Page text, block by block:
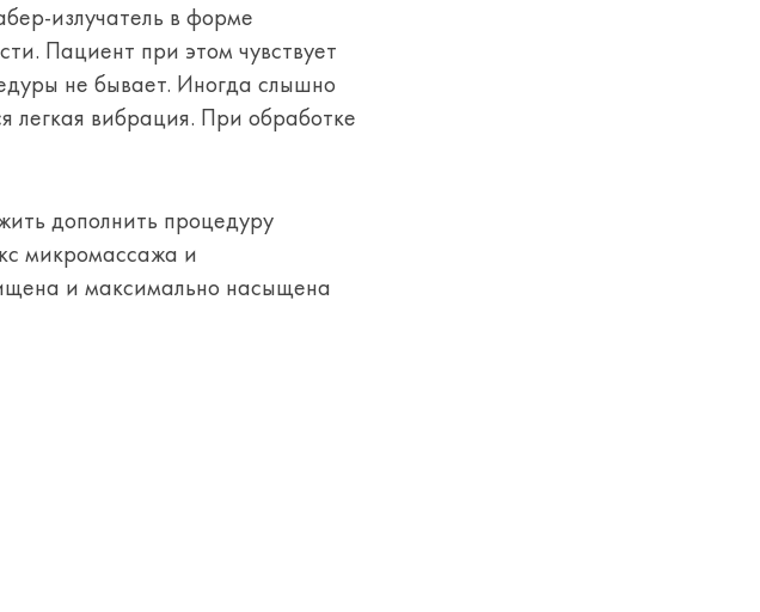
излучатель в форме
Пациент при этом чувствует
не бывает. Иногда слышно
легкая вибрация. При обработке
дополнить процедуру
микромассажа и
и максимально насыщена